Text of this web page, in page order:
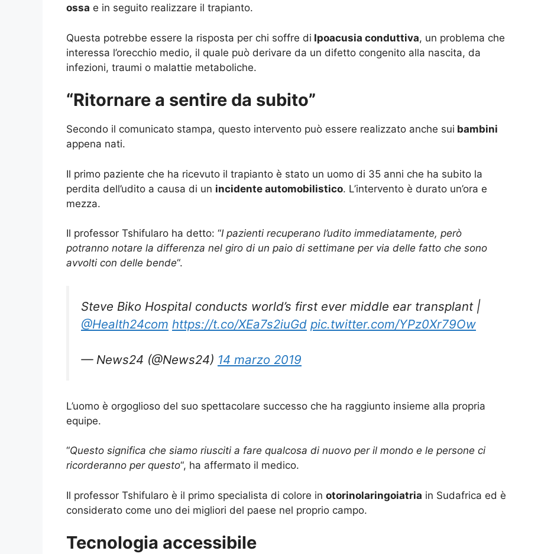
ossa e in seguito realizzare il trapianto.
Questa potrebbe essere la risposta per chi soffre di Ipoacusia conduttiva, un problema che
interessa l’orecchio medio, il quale può derivare da un difetto congenito alla nascita, da
infezioni, traumi o malattie metaboliche.
“Ritornare a sentire da subito”
Secondo il comunicato stampa, questo intervento può essere realizzato anche sui bambini
appena nati.
Il primo paziente che ha ricevuto il trapianto è stato un uomo di 35 anni che ha subito la
perdita dell’udito a causa di un incidente automobilistico. L’intervento è durato un’ora e
mezza.
Il professor Tshifularo ha detto: “I pazienti recuperano l’udito immediatamente, però
potranno notare la differenza nel giro di un paio di settimane per via delle fatto che sono
avvolti con delle bende“.
Steve Biko Hospital conducts world’s first ever middle ear transplant |
@Health24com https://t.co/XEa7s2iuGd pic.twitter.com/YPz0Xr79Ow
— News24 (@News24) 14 marzo 2019
L’uomo è orgoglioso del suo spettacolare successo che ha raggiunto insieme alla propria
equipe.
“Questo significa che siamo riusciti a fare qualcosa di nuovo per il mondo e le persone ci
ricorderanno per questo“, ha affermato il medico.
Il professor Tshifularo è il primo specialista di colore in otorinolaringoiatria in Sudafrica ed è
considerato come uno dei migliori del paese nel proprio campo.
Tecnologia accessibile